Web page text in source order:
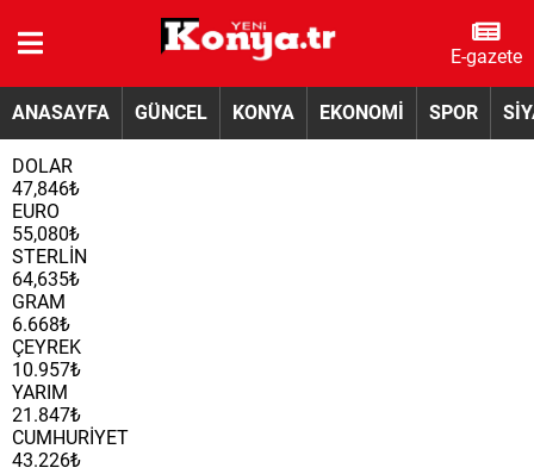
E-gazete
ANASAYFA GÜNCEL KONYA EKONOMİ SPOR
DOLAR
47,846₺
EURO
55,080₺
STERLİN
64,635₺
GRAM
6.668₺
ÇEYREK
10.957₺
YARIM
21.847₺
CUMHURİYET
43.226₺